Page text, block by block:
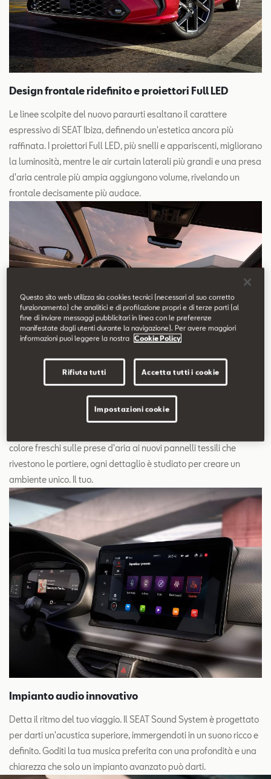
Design frontale ridefinito e proiettori Full LED
Le linee scolpite del nuovo paraurti esaltano il carattere
espressivo di SEAT Ibiza, definendo un'estetica ancora più
raffinata. I proiettori Full LED, più snelli e appariscenti, migliorano
la luminosità, mentre le air curtain laterali più grandi e una presa
d'aria centrale più ampia aggiungono volume, rivelando un
frontale decisamente più audace.
colore freschi sulle prese d'aria ai nuovi pannelli tessili che
rivestono le portiere, ogni dettaglio è studiato per creare un
ambiente unico. Il tuo.
Impianto audio innovativo
Detta il ritmo del tuo viaggio. Il SEAT Sound System è progettato
per darti un'acustica superiore, immergendoti in un suono ricco e
definito. Goditi la tua musica preferita con una profondità e una
chiarezza che solo un impianto avanzato può darti.
Questo sito web utilizza sia cookies tecnici (necessari al suo corretto
funzionamento) che analitici e di profilazione propri e di terze parti (al
fine di inviare messaggi pubblicitari in linea con le preferenze
manifestate dagli utenti durante la navigazione). Per avere maggiori
informazioni puoi leggere la nostra
Cookie Policy
Rifiuta tutti Accetta tutti i cookie
Impostazioni cookie